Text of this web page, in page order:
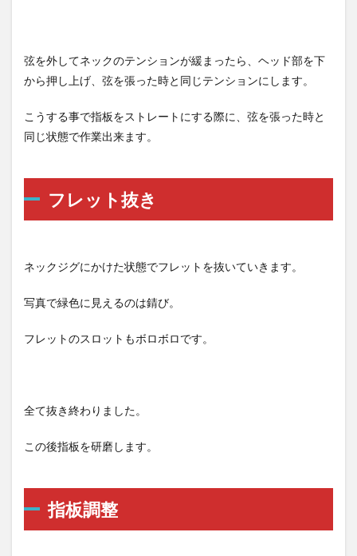
弦を外してネックのテンションが緩まったら、ヘッド部を下
から押し上げ、弦を張った時と同じテンションにします。
こうする事で指板をストレートにする際に、弦を張った時と
同じ状態で作業出来ます。
フレット抜き
ネックジグにかけた状態でフレットを抜いていきます。
写真で緑色に見えるのは錆び。
フレットのスロットもボロボロです。
全て抜き終わりました。
この後指板を研磨します。
指板調整